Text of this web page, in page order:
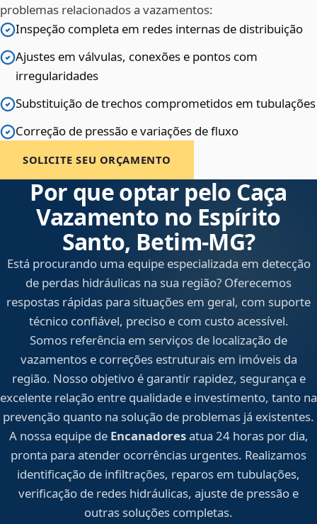
problemas relacionados a vazamentos:
Inspeção completa em redes internas de distribuição
Ajustes em válvulas, conexões e pontos com
irregularidades
Substituição de trechos comprometidos em tubulações
Correção de pressão e variações de fluxo
SOLICITE SEU ORÇAMENTO
Por que optar pelo Caça
Vazamento no Espírito
Santo, Betim‑MG?
Está procurando uma equipe especializada em detecção
de perdas hidráulicas na sua região? Oferecemos
respostas rápidas para situações em geral, com suporte
técnico confiável, preciso e com custo acessível.
Somos referência em serviços de localização de
vazamentos e correções estruturais em imóveis da
região. Nosso objetivo é garantir rapidez, segurança e
excelente relação entre qualidade e investimento, tanto na
prevenção quanto na solução de problemas já existentes.
A nossa equipe de Encanadoresatua 24 horas por dia,
pronta para atender ocorrências urgentes. Realizamos
identificação de infiltrações, reparos em tubulações,
verificação de redes hidráulicas, ajuste de pressão e
outras soluções completas.